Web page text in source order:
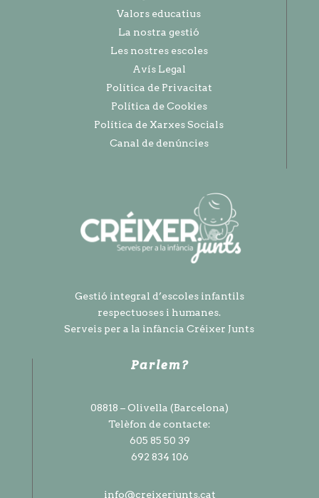
Valors educatius
La nostra gestió
Les nostres escoles
Avís Legal
Política de Privacitat
Política de Cookies
Política de Xarxes Socials
Canal de denúncies
Gestió integral d’escoles infantils
respectuoses i humanes.
Serveis per a la infància Créixer Junts
Parlem?
08818 – Olivella (Barcelona)
Telèfon de contacte:
605 85 50 39
692 834 106
info@creixerjunts.cat